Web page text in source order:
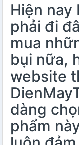
Hiện nay
phải đi
mua
bụi nữa,
website
dàng
phẩm